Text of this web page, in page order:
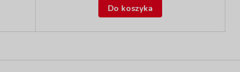
Do koszyka